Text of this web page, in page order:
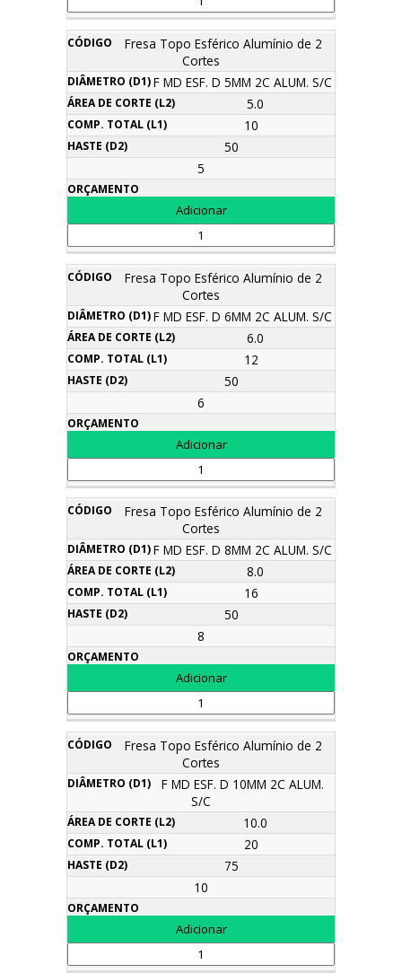
Fresa Topo Esférico Alumínio de 2
Cortes
F MD ESF. D 5MM 2C ALUM. S/C
5.0
10
50
5
Fresa Topo Esférico Alumínio de 2
Cortes
F MD ESF. D 6MM 2C ALUM. S/C
6.0
12
50
6
Fresa Topo Esférico Alumínio de 2
Cortes
F MD ESF. D 8MM 2C ALUM. S/C
8.0
16
50
8
Fresa Topo Esférico Alumínio de 2
Cortes
F MD ESF. D 10MM 2C ALUM.
S/C
10.0
20
75
10